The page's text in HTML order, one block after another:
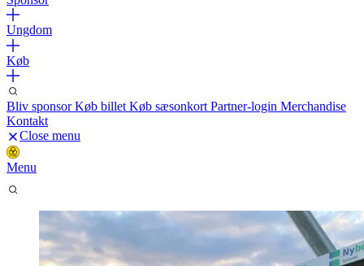
Ungdom
Køb
Bliv sponsorKøb billet Køb sæsonkort Partner-login Merchandise
Kontakt
Close menu
Menu